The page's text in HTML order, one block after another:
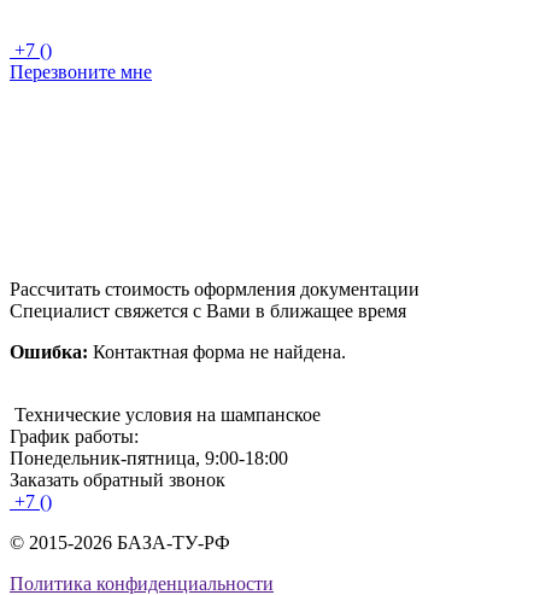
+7 ()
Перезвоните мне
Рассчитать стоимость оформления документации
Специалист свяжется с Вами в ближащее время
Ошибка: Контактная форма не найдена.
Технические условия на шампанское
График работы:
Понедельник-пятница, 9:00-18:00
Заказать обратный звонок
+7 ()
© 2015-2026 БАЗА-ТУ-РФ
Политика конфиденциальности